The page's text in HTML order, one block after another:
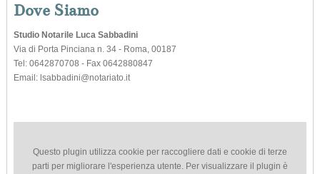
Dove Siamo
Studio Notarile Luca Sabbadini
Via di Porta Pinciana n. 34 - Roma, 00187
Tel: 0642870708 - Fax 0642880847
Email: lsabbadini@notariato.it
Questo plugin utilizza cookie per raccogliere dati e cookie di terze
parti per migliorare l'esperienza utente. Per visualizzare il plugin è